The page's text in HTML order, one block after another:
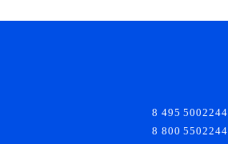
8 495 5002244
8 800 5502244